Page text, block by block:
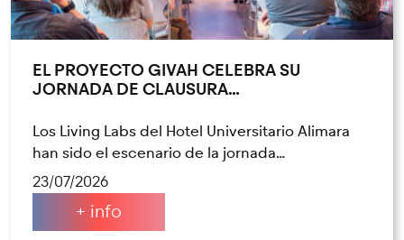
EL PROYECTO GIVAH CELEBRA SU
JORNADA DE CLAUSURA…
Los Living Labs del Hotel Universitario Alimara
han sido el escenario de la jornada…
23/07/2026
+ info